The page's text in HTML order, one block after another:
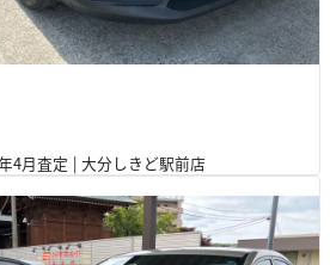
4月査定 | 大分しきど駅前店